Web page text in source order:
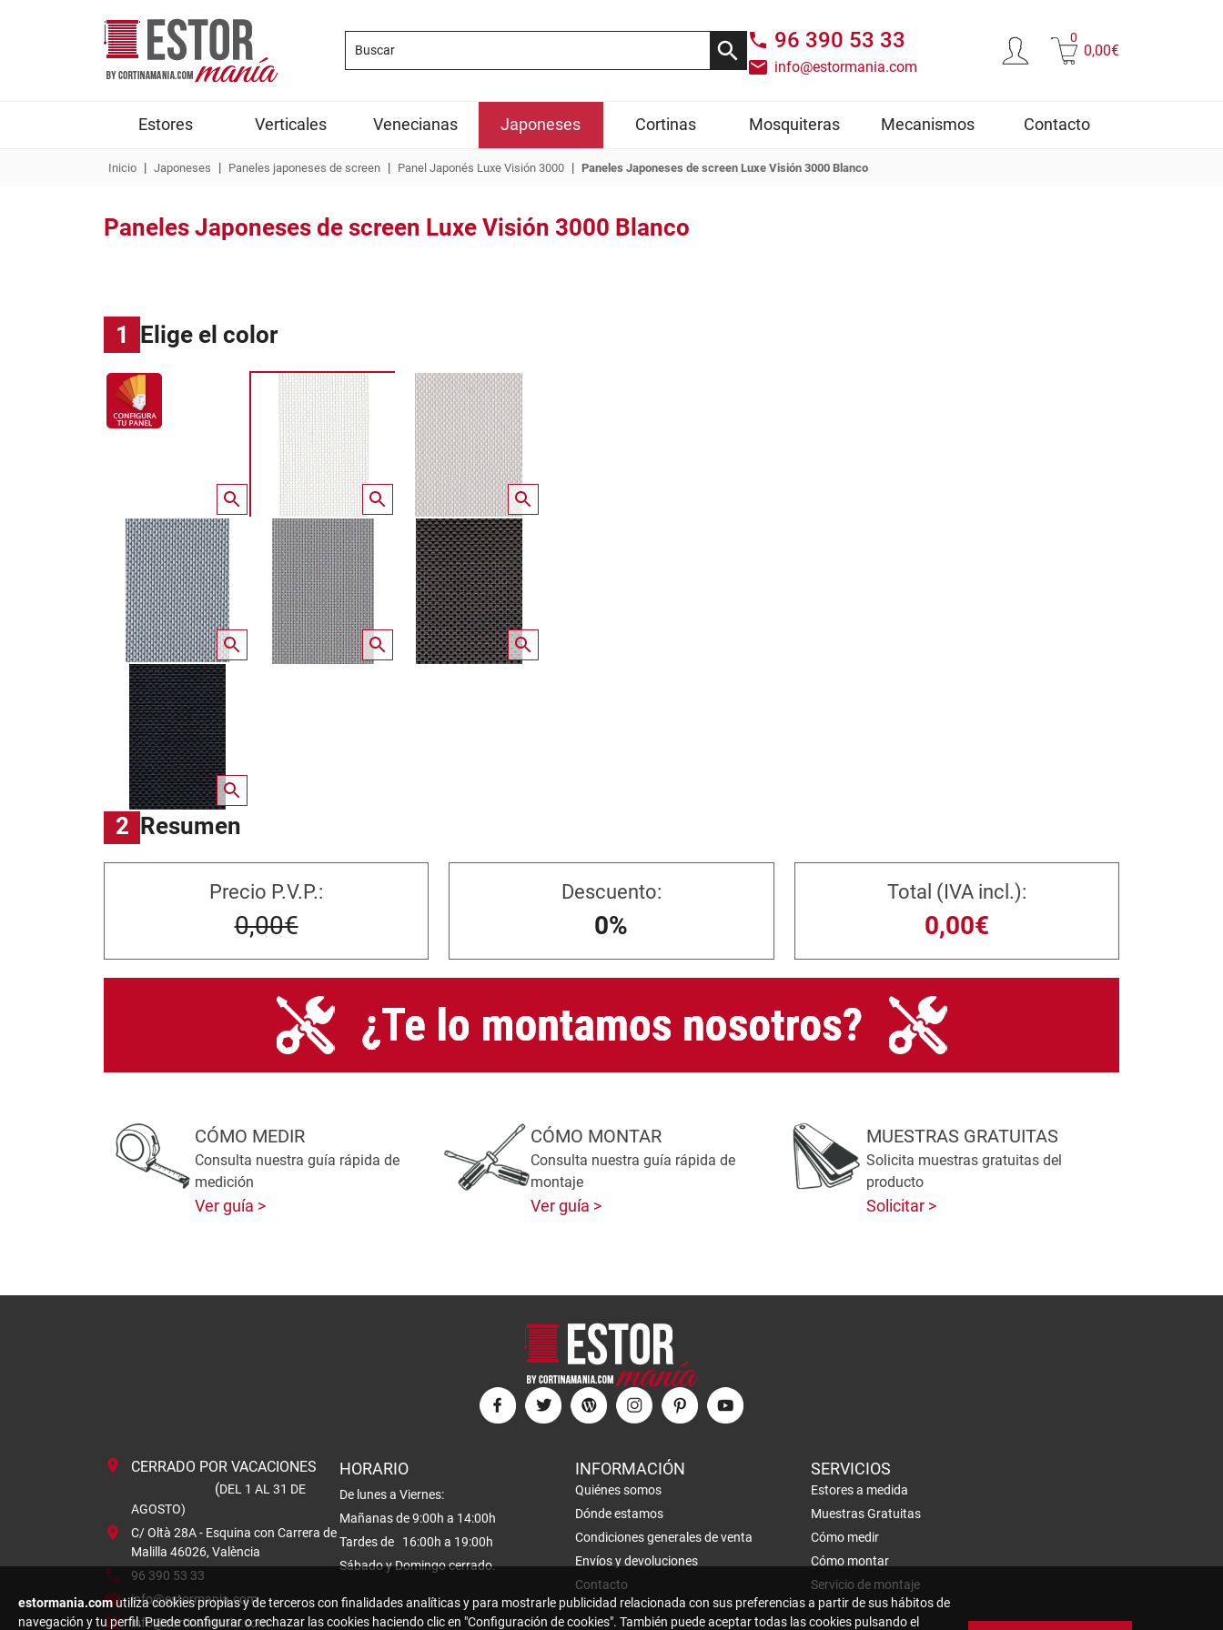
96 390 53 33
info@estormania.com
0
0,00€
Estores Verticales Venecianas Japoneses Cortinas Mosquiteras Mecanismos Contacto
Inicio | Japoneses | Paneles japoneses de screen | Panel Japonés Luxe Visión 3000 | Paneles Japoneses de screen Luxe Visión 3000 Blanco
Paneles Japoneses de screen Luxe Visión 3000 Blanco
1 Elige el color
2 Resumen
Precio P.V.P.:
0,00€
Descuento:
0%
Total (IVA incl.):
0,00€
CÓMO MEDIR
Consulta nuestra guía rápida de
medición
Ver guía
CÓMO MONTAR
Consulta nuestra guía rápida de
montaje
Ver guía
MUESTRAS GRATUITAS
Solicita muestras gratuitas del
producto
Solicitar
CERRADO POR VACACIONES
(DEL 1 AL 31 DE
AGOSTO)
C/ Oltà 28A - Esquina con Carrera de
Malilla 46026, València
96 390 53 33
info@estormania.com
info@cortinamania.com
HORARIO
De lunes a Viernes:
Mañanas de 9:00h a 14:00h
Tardes de 16:00h a 19:00h
Sábado y Domingo cerrado.
INFORMACIÓN
Quiénes somos
Dónde estamos
Condiciones generales de venta
Envíos y devoluciones
Contacto
SERVICIOS
Estores a medida
Muestras Gratuitas
Cómo medir
Cómo montar
Servicio de montaje
estormania.comutiliza cookies propias y de terceros con finalidades analíticas y para mostrarle publicidad relacionada con sus preferencias a partir de sus hábitos de
navegación y tu perfil. Puede configurar o rechazar las cookies haciendo clic en "Configuración de cookies". También puede aceptar todas las cookies pulsando el